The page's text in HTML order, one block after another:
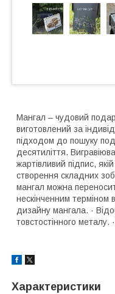
Мангал – чудовий
виготовлений за
підходом до пошуку
десятиліття.
жартівливий підпис,
створення складних
мангал можна
нескінченним терміном
дизайну мангала. ·
товстостінного металу.
Характеристики